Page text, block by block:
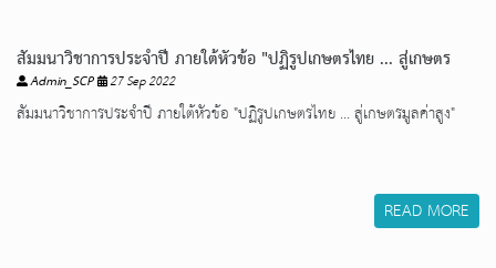
สัมมนาวิชาการประจำปี ภายใต้หัวข้อ "ปฏิรูปเกษตรไทย ... สู่เกษตร
มูลค่าสูง"
Admin_SCP 27 Sep 2022
สัมมนาวิชาการประจำปี ภายใต้หัวข้อ "ปฏิรูปเกษตรไทย ... สู่เกษตรมูลค่าสูง"
READ MORE